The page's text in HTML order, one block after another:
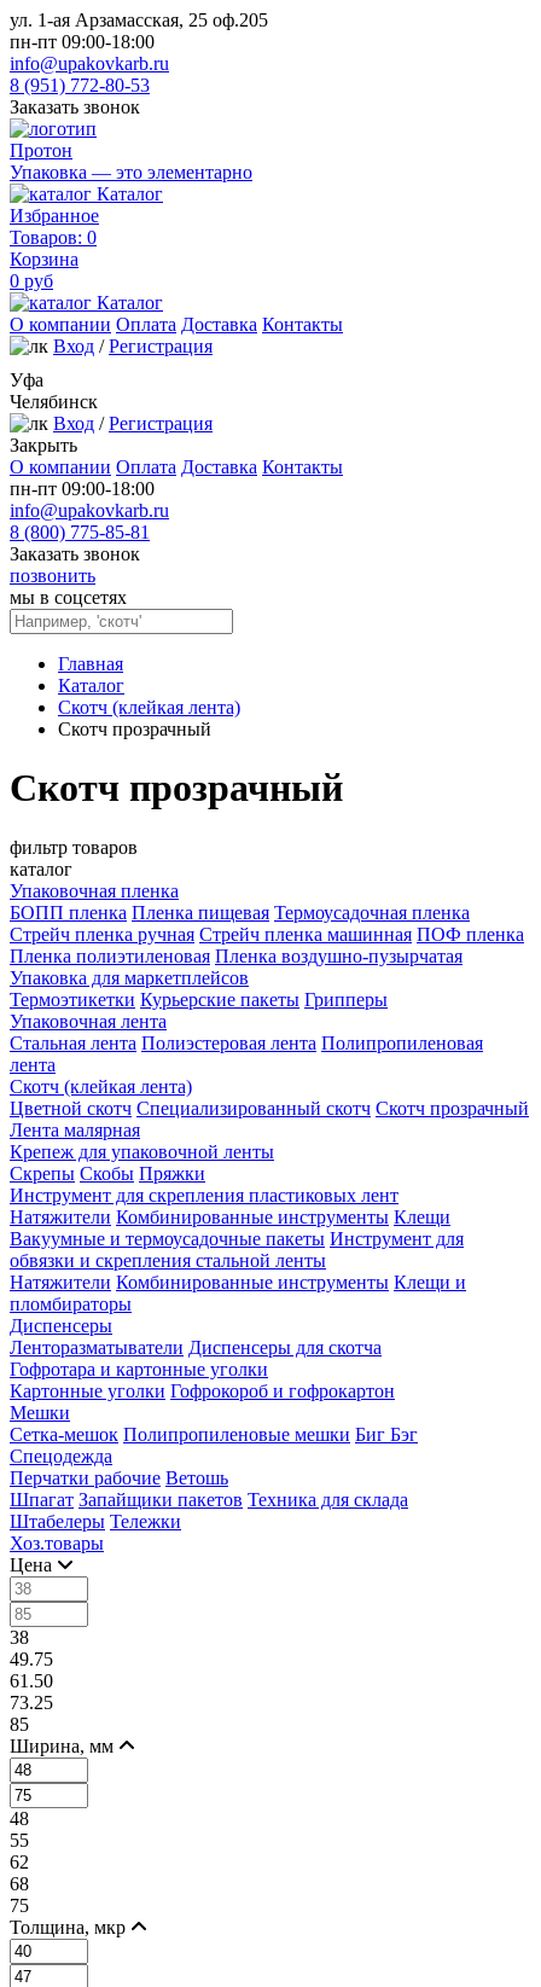
ул. 1-ая Арзамасская, 25 оф.205
пн-пт 09:00-18:00
info@upakovkarb.ru
8 (951) 772-80-53
Заказать звонок
Протон
Упаковка — это элементарно
Каталог
Избранное
Товаров: 0
Корзина
0 руб
Каталог
О компании Оплата Доставка Контакты
Вход / Регистрация
Уфа
Челябинск
Вход / Регистрация
Закрыть
О компании Оплата Доставка Контакты
пн-пт 09:00-18:00
info@upakovkarb.ru
8 (800) 775-85-81
Заказать звонок
позвонить
мы в соцсетях
Главная
Каталог
Скотч (клейкая лента)
Скотч прозрачный
Скотч прозрачный
фильтр товаров
каталог
Упаковочная пленка
БОПП пленка Пленка пищевая Термоусадочная пленка
Стрейч пленка ручная Стрейч пленка машинная ПОФ пленка
Пленка полиэтиленовая Пленка воздушно-пузырчатая
Упаковка для маркетплейсов
Термоэтикетки Курьерские пакеты Грипперы
Упаковочная лента
Стальная лента Полиэстеровая лента Полипропиленовая
лента
Скотч (клейкая лента)
Цветной скотч Специализированный скотч Скотч прозрачный
Лента малярная
Крепеж для упаковочной ленты
Скрепы Скобы Пряжки
Инструмент для скрепления пластиковых лент
Натяжители Комбинированные инструменты Клещи
Вакуумные и термоусадочные пакеты Инструмент для
обвязки и скрепления стальной ленты
Натяжители Комбинированные инструменты Клещи и
пломбираторы
Диспенсеры
Ленторазматыватели Диспенсеры для скотча
Гофротара и картонные уголки
Картонные уголки Гофрокороб и гофрокартон
Мешки
Сетка-мешок Полипропиленовые мешки Биг Бэг
Спецодежда
Перчатки рабочие Ветошь
Шпагат Запайщики пакетов Техника для склада
Штабелеры Тележки
Хоз.товары
Цена
38
49.75
61.50
73.25
85
Ширина, мм
48
55
62
68
75
Толщина, мкр